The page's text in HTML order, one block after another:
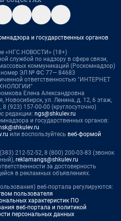
и государственных органов
«НГС.НОВОСТИ» (18+)
службой по надзору в сфере связи,
коммуникаций (Роскомнадзор)
номер ЭЛ № ФС 77— 84683
ответственностью "ИНТЕРНЕТ
Елена Александровна
Новосибирск, ул. Ленина, д. 12, 6 этаж,
(923) 157-00-00 (круглосуточно)
редакции: ngs@shkulev.ru
и государственных органов:
или воспользуйтесь веб-формой
212-52-52, 8 (800) 200-03-83 (звонок
reklamangs@shkulev.ru
за достоверность
в рекламных объявлениях.
веб-портала регулируются:
пользователя
характеристик ПО
веб-портала и политикой
персональных данных